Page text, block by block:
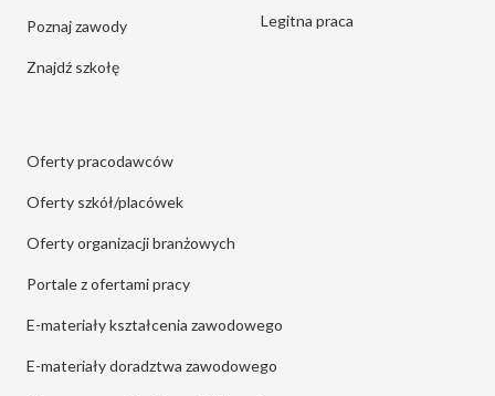
Poznaj zawody
Znajdź szkołę
Legitna praca
Oferty pracodawców
Oferty szkół/placówek
Oferty organizacji branżowych
Portale z ofertami pracy
E-materiały kształcenia zawodowego
E-materiały doradztwa zawodowego